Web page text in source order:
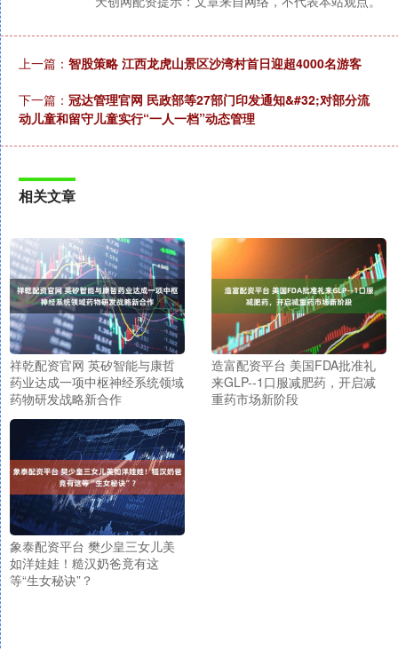
上一篇： 智股策略 江西龙虎山景区沙湾村首日迎超4000名游客
下一篇： 冠达管理官网 民政部等27部门印发通知&#32;对部分流
动儿童和留守儿童实行“一人一档”动态管理
相关文章
祥乾配资官网 英矽智能与康哲
药业达成一项中枢神经系统领域
药物研发战略新合作
造富配资平台 美国FDA批准礼
来GLP--1口服减肥药，开启减
重药市场新阶段
象泰配资平台 樊少皇三女儿美
如洋娃娃！糙汉奶爸竟有这
等“生女秘诀”？